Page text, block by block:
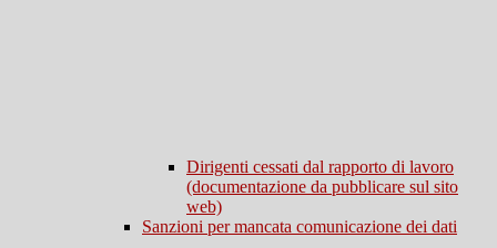
Dirigenti cessati dal rapporto di lavoro
(documentazione da pubblicare sul sito
web)
Sanzioni per mancata comunicazione dei dati